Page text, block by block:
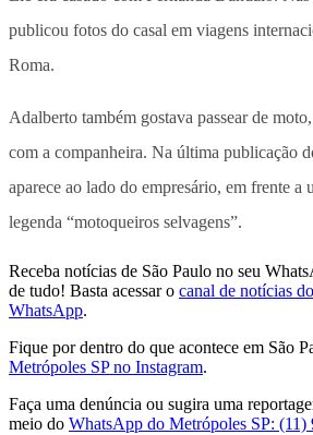
publicou fotos do casal em viagens
Roma.
Adalberto também gostava passear de
com a companheira. Na última publicação
aparece ao lado do empresário, em frente a
legenda “motoqueiros selvagens”.
Receba notícias de São Paulo no seu
de tudo! Basta acessar o canal de notícias
WhatsApp.
Fique por dentro do que acontece em São
Metrópoles SP no Instagram.
Faça uma denúncia ou sugira uma
meio do WhatsApp do Metrópoles SP: (11)